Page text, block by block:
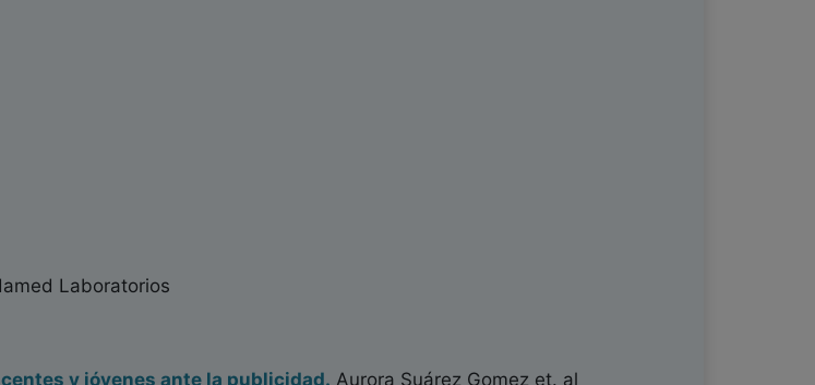
Laboratorios
y jóvenes ante la publicidad. Aurora Suárez Gomez et. al